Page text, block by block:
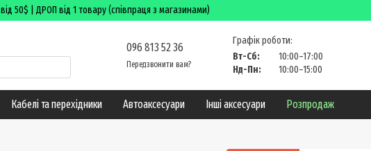
50$ | ДРОП від 1 товару (співпраця з магазинами)
096 813 52 36
Передзвонити вам?
Графік роботи:
Вт-Сб:
10:00–17:00
Нд-Пн:
10:00–15:00
Кабелі та перехідники Автоаксесуари Інші аксесуари Розпродаж